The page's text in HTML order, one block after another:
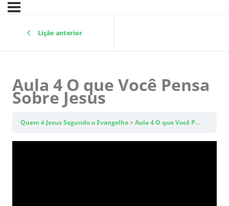
Lição anterior
Aula 4 O que Você Pensa
Sobre Jesus
Quem é Jesus Segundo o Evangelho Aula 4 O que Você Pensa Sobre Jesus